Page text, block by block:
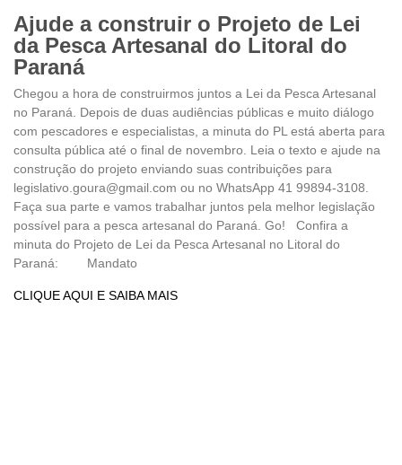
Ajude a construir o Projeto de Lei
da Pesca Artesanal do Litoral do
Paraná
Chegou a hora de construirmos juntos a Lei da Pesca Artesanal
no Paraná. Depois de duas audiências públicas e muito diálogo
com pescadores e especialistas, a minuta do PL está aberta para
consulta pública até o final de novembro. Leia o texto e ajude na
construção do projeto enviando suas contribuições para
legislativo.goura@gmail.com ou no WhatsApp 41 99894-3108.
Faça sua parte e vamos trabalhar juntos pela melhor legislação
possível para a pesca artesanal do Paraná. Go! Confira a
minuta do Projeto de Lei da Pesca Artesanal no Litoral do
Paraná: Mandato
CLIQUE AQUI E SAIBA MAIS